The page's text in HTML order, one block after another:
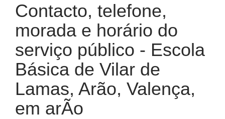
Contacto, telefone,
morada e horário do
serviço público - Escola
Básica de Vilar de
Lamas, Arão, Valença,
em arÃo